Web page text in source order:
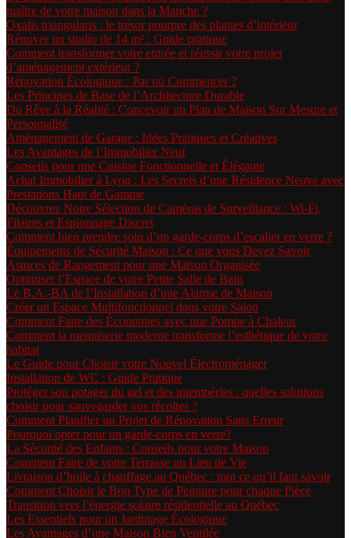
maître de votre maison dans la Manche ?
Oxalis triangularis : le trésor pourpre des plantes d’intérieur
Rénover un studio de 14 m² : Guide pratique
Comment transformer votre entrée et réussir votre projet
d’aménagement extérieur ?
Rénovation Écologique : Par où Commencer ?
Les Principes de Base de l’Architecture Durable
Du Rêve à la Réalité : Concevoir un Plan de Maison Sur Mesure et
Personnalisé
Aménagement de Garage : Idées Pratiques et Créatives
Les Avantages de l’Immobilier Neuf
Conseils pour une Cuisine Fonctionnelle et Élégante
Achat Immobilier à Lyon : Les Secrets d’une Résidence Neuve avec
Prestations Haut de Gamme
Découvrez Notre Sélection de Caméras de Surveillance : Wi-Fi,
Filaires et Espionnage Discret
Comment bien prendre soin d’un garde-corps d’escalier en verre ?
Équipements de Sécurité Maison : Ce que vous Devez Savoir
Astuces de Rangement pour une Maison Organisée
Optimiser l’Espace de votre Petite Salle de Bain
Le B.A.-BA de l’Installation d’une Alarme de Maison
Créer un Espace Multifonctionnel dans votre Salon
Comment Faire des Économies avec une Pompe à Chaleur
Comment la menuiserie moderne transforme l’esthétique de votre
habitat
Le Guide pour Choisir votre Nouvel Électroménager
Installation de WC : Guide Pratique
Protéger son potager du gel et des intempéries : quelles solutions
choisir pour sauvegarder vos récoltes ?
Comment Planifier un Projet de Rénovation Sans Erreur
Pourquoi opter pour un garde-corps en verre?
La Sécurité des Enfants : Conseils pour votre Maison
Comment Faire de votre Terrasse un Lieu de Vie
Livraison d’huile à chauffage au Québec : tout ce qu’il faut savoir
Comment Choisir le Bon Type de Peinture pour chaque Pièce
Transition vers l’énergie solaire résidentielle au Québec
Les Essentiels pour un Jardinage Écologique
Les Avantages d’une Maison Bien Ventilée